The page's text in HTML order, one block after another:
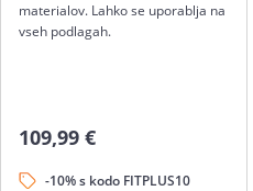
materialov. Lahko se uporablja na
vseh podlagah.
109,99 €
-10% s kodo FITPLUS10